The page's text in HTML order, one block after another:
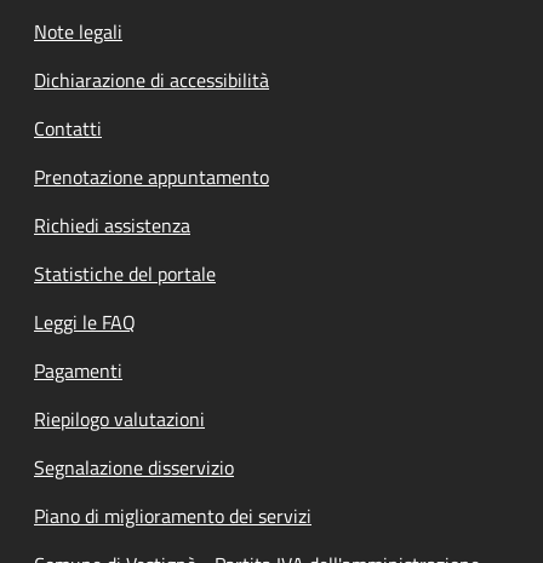
Note legali
Dichiarazione di accessibilità
Contatti
Prenotazione appuntamento
Richiedi assistenza
Statistiche del portale
Leggi le FAQ
Pagamenti
Riepilogo valutazioni
Segnalazione disservizio
Piano di miglioramento dei servizi